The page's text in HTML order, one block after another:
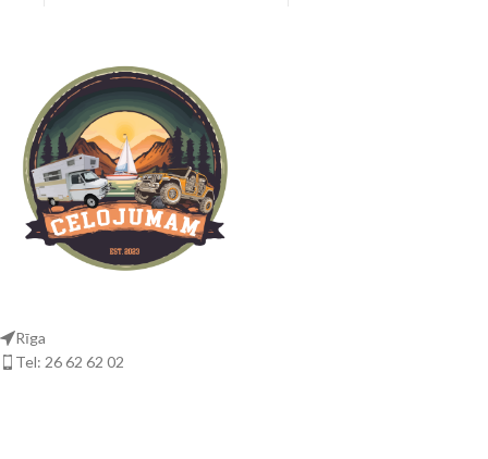
automašīnas 12 V kontaktligzdas,
atvieglo visu transportlīdzekļu riepu
aizsniegšanu. Parāda spiediena
rādījumus kPA, bāros un PSI. Ietver
glabāšanas nodalījumu riepu vārstu
vāciņiem lietošanas laikā.
Līdzi nāk trīsdaļīgs adapteru
komplekts lietošanai ar velosipēdu
riepām, motociklu riepām, bumbiņām
un citām piepūšamām ierīcēm.
Rīga
Tel: 26 62 62 02